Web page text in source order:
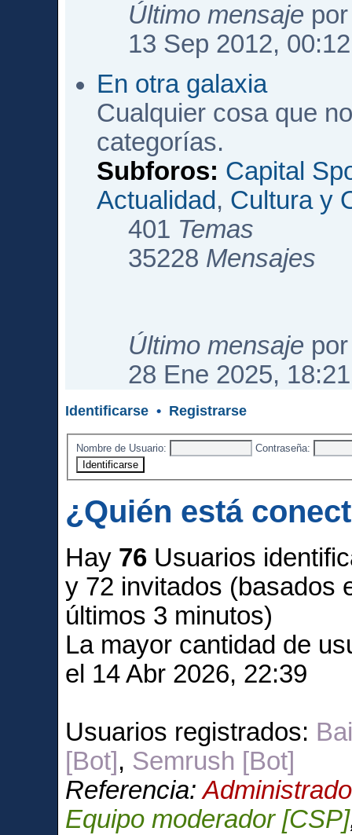
Último mensaje
13 Sep 2012, 00:12
En otra galaxia
Cualquier cosa que
categorías.
Subforos: Capital
Actualidad, Cultura y
401 Temas
35228 Mensajes
Último mensaje
28 Ene 2025, 18:21
Identificarse • Registrarse
Nombre de Usuario: Contraseña:
¿Quién está
Hay 76 Usuarios
y 72 invitados (basados
últimos 3 minutos)
La mayor cantidad de
el 14 Abr 2026, 22:39
Usuarios registrados:
[Bot] , Semrush [Bot]
Referencia:
Equipo moderador [CSP]